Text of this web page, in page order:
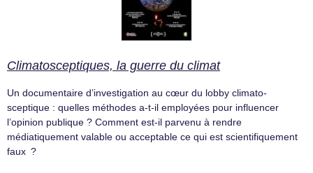
Climatosceptiques, la guerre du climat
Un documentaire d’investigation au cœur du lobby climato-
sceptique : quelles méthodes a-t-il employées pour influencer
l’opinion publique ? Comment est-il parvenu à rendre
médiatiquement valable ou acceptable ce qui est scientifiquement
faux ?